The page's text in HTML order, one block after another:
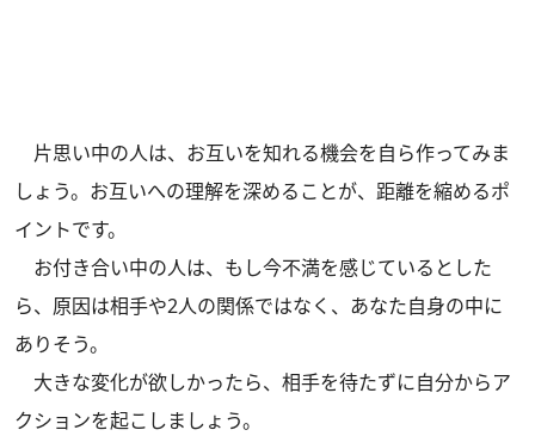
片思い中の人は、お互いを知れる機会を自ら作ってみま
しょう。お互いへの理解を深めることが、距離を縮めるポ
イントです。
お付き合い中の人は、もし今不満を感じているとした
ら、原因は相手や2人の関係ではなく、あなた自身の中に
ありそう。
大きな変化が欲しかったら、相手を待たずに自分からア
クションを起こしましょう。